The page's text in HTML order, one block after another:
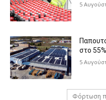
5
στο
5
Φόρτωση